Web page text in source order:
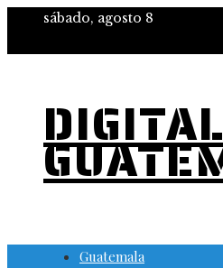
sábado, agosto 8
Guatemala